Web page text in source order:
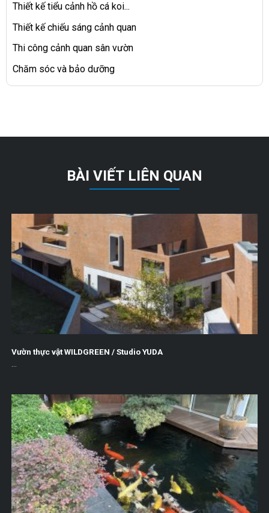
Thiết kế tiểu cảnh hồ cá koi...
Thiết kế chiếu sáng cảnh quan
Thi công cảnh quan sân vườn
Chăm sóc và bảo dưỡng
BÀI VIẾT LIÊN QUAN
Vườn thực vật WILDGREEN / Studio YUDA